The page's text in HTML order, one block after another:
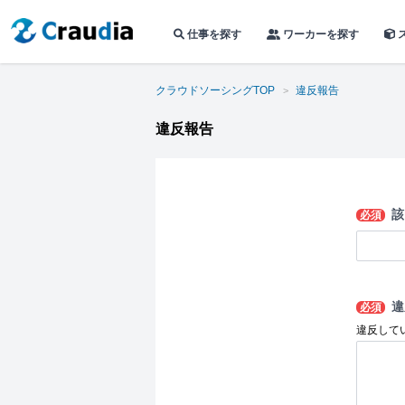
仕事を探す ワーカーを探す
クラウドソーシングTOP 違反報告
違反報告
必須
必須
違反して